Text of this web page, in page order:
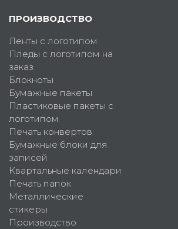
ПРОИЗВОДСТВО
Ленты с логотипом
Пледы с логотипом на
заказ
Блокноты
Бумажные пакеты
Пластиковые пакеты с
логотипом
Печать конвертов
Бумажные блоки для
записей
Квартальные календари
Печать папок
Металлические
стикеры
Производство